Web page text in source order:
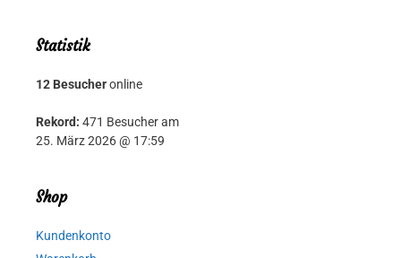
Statistik
12 Besucheronline
Rekord: 471 Besucher am
25. März 2026 @ 17:59
Shop
Kundenkonto